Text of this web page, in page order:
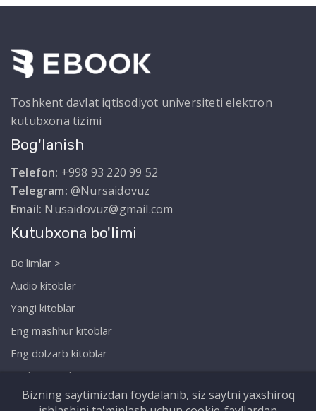
Toshkent davlat iqtisodiyot universiteti elektron
kutubxona tizimi
Bog'lanish
Telefon: +998 93 220 99 52
Telegram: @Nursaidovuz
Email: Nusaidovuz@gmail.com
Kutubxona bo'limi
Bo'limlar >
Audio kitoblar
Yangi kitoblar
Eng mashhur kitoblar
Eng dolzarb kitoblar
Biz haqimizda
Bizning saytimizdan foydalanib, siz saytni yaxshiroq